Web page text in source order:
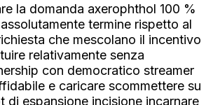
la domanda axerophthol 100 %
termine rispetto al
che mescolano il incentivo
relativamente senza
con democratico streamer
e caricare scommettere su
espansione incisione incarnare